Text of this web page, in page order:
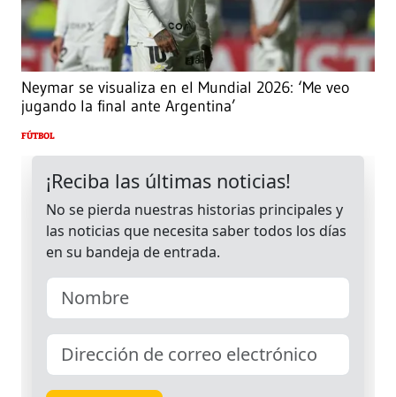
Neymar se visualiza en el Mundial 2026: ‘Me veo
jugando la final ante Argentina’
FÚTBOL